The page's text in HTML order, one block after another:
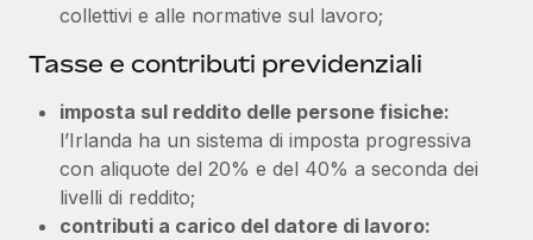
collettivi e alle normative sul lavoro;
Tasse e contributi previdenziali
imposta sul reddito delle persone fisiche:
l’Irlanda ha un sistema di imposta progressiva
con aliquote del 20% e del 40% a seconda dei
livelli di reddito;
contributi a carico del datore di lavoro: